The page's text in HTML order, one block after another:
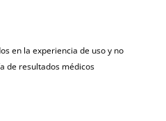
en la experiencia de uso y no
de resultados médicos